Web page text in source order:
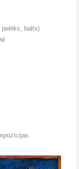
pelēks, balts)